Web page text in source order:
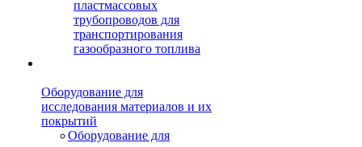
пластмассовых
трубопроводов для
транспортирования
газообразного топлива
Оборудование для
исследования материалов и их
покрытий
Оборудование для